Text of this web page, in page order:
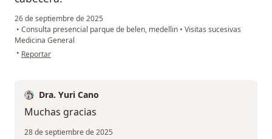
26 de septiembre de 2025
• Consulta presencial parque de belen, medellin • Visitas sucesivas
Medicina General
• en opinión del usuario Gloria María Ospina L
Reportar
Dra. Yuri Cano
Muchas gracias
28 de septiembre de 2025